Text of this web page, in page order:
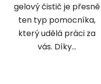
gelový čistič je přesně
ten typ pomocníka,
který udělá práci za
vás. Díky...